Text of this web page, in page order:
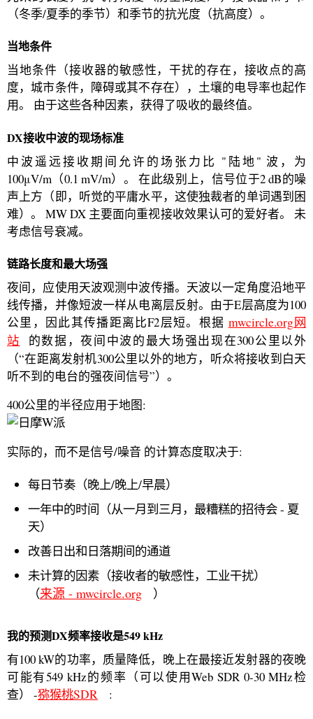
（冬季/夏季的季节）和季节的抗光度（抗高度）。
当地条件
当地条件（接收器的敏感性，干扰的存在，接收点的高
度，城市条件，障碍或其不存在），土壤的电导率也起作
用。 由于这些各种因素，获得了吸收的最终值。
DX接收中波的现场标准
中波遥远接收期间允许的场张力比 "陆地" 波，为
100μV/m（0.1 mV/m）。 在此级别上，信号位于2 dB的噪
声上方（即，听觉的平庸水平，这使独裁者的单词遇到困
难）。 MW DX 主要面向重视接收效果认可的爱好者。 未
考虑信号衰减。
链路长度和最大场强
夜间，应使用天波观测中波传播。天波以一定角度沿地平
线传播，并像短波一样从电离层反射。由于E层高度为100
公里，因此其传播距离比F2层短。根据 mwcircle.org网
站
的数据，夜间中波的最大场强出现在300公里以外
（“在距离发射机300公里以外的地方，听众将接收到白天
听不到的电台的强夜间信号”）。
400公里的半径应用于地图:
实际的，而不是信号/噪音 的计算态度取决于:
每日节奏（晚上/晚上/早晨）
一年中的时间（从一月到三月，最糟糕的招待会 - 夏
天）
改善日出和日落期间的通道
未计算的因素（接收者的敏感性，工业干扰）
（来源 - mwcircle.org ）
我的预测DX频率接收是549 kHz
有100 kW的功率，质量降低，晚上在最接近发射器的夜晚
可能有549 kHz的频率（可以使用Web SDR 0-30 MHz检
查） -猕猴桃SDR :